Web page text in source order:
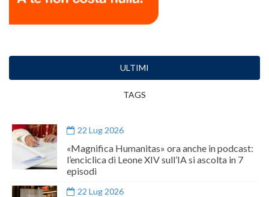
ULTIMI
TAGS
22 Lug 2026
«Magnifica Humanitas» ora anche in podcast:
l’enciclica di Leone XIV sull’IA si ascolta in 7
episodi
22 Lug 2026